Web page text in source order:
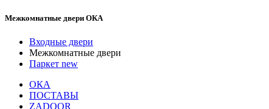
Межкомнатные двери ОКА
Входные двери
Межкомнатные двери
Паркет new
ОКА
ПОСТАВЫ
ZADOOR